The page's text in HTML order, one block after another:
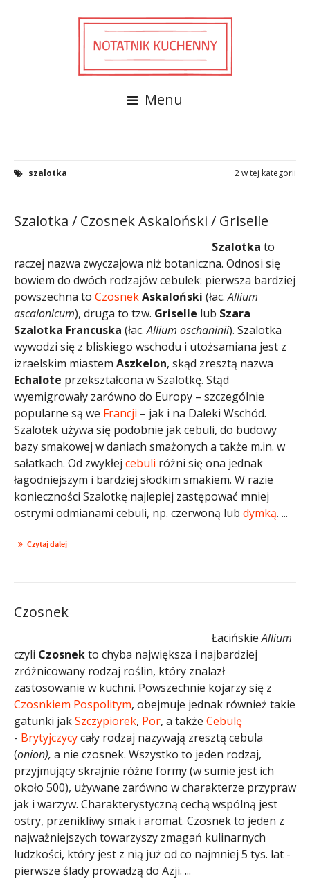
Menu
szalotka 2 w tej kategorii
Szalotka / Czosnek Askaloński / Griselle
Szalotka to
raczej nazwa zwyczajowa niż botaniczna. Odnosi się
bowiem do dwóch rodzajów cebulek: pierwsza bardziej
powszechna to CzosnekAskaloński (łac.Allium
ascalonicum), druga to tzw. Griselle lub Szara
Szalotka Francuska (łac.Allium oschaninii). Szalotka
wywodzi się z bliskiego wschodu i utożsamiana jest z
izraelskim miastem Aszkelon, skąd zresztą nazwa
Echalote przekształcona w Szalotkę. Stąd
wyemigrowały zarówno do Europy – szczególnie
popularne są we Francji – jak i na Daleki Wschód.
Szalotek używa się podobnie jak cebuli, do budowy
bazy smakowej w daniach smażonych a także m.in. w
sałatkach. Od zwykłej cebuli różni się ona jednak
łagodniejszym i bardziej słodkim smakiem. W razie
konieczności Szalotkę najlepiej zastępować mniej
ostrymi odmianami cebuli, np. czerwoną lub dymką. ...
Czytaj dalej
Czosnek
ŁacińskieAllium
czyli Czosnekto chyba największa i najbardziej
zróżnicowany rodzaj roślin, który znalazł
zastosowanie w kuchni. Powszechnie kojarzy się z
Czosnkiem Pospolitym, obejmuje jednak również takie
gatunki jakSzczypiorek, Por, a także Cebulę
- Brytyjczycycały rodzaj nazywają zresztą cebula
(onion), a nie czosnek. Wszystko to jeden rodzaj,
przyjmujący skrajnie różne formy (w sumie jest ich
około 500), używane zarówno w charakterze przypraw
jak i warzyw. Charakterystyczną cechą wspólną jest
ostry, przenikliwy smak i aromat. Czosnek to jeden z
najważniejszych towarzyszy zmagań kulinarnych
ludzkości, który jest z nią już od co najmniej 5 tys. lat -
pierwsze ślady prowadzą do Azji. ...